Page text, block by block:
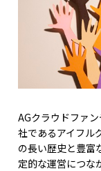
AGクラウドファ
社であるアイフル
の長い歴史と豊富
定的な運営につな